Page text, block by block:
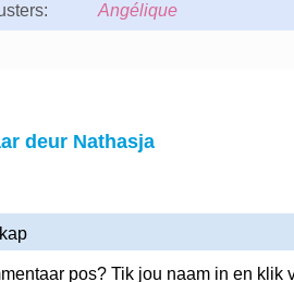
Angélique
deur Nathasja
pos? Tik jou naam in en klik